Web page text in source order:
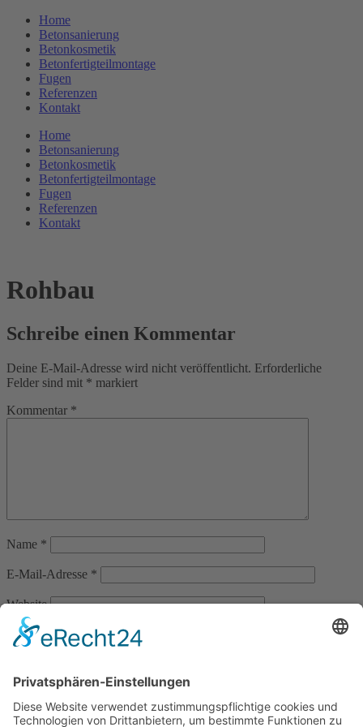
Zum
Inhalt
springen
Home
Betonsanierung
Betonkosmetik
Betonfertigteilmontage
Fugen
Referenzen
Kontakt
Home
Betonsanierung
Betonkosmetik
Betonfertigteilmontage
Fugen
Referenzen
Kontakt
Rohbau
Schreibe einen Kommentar
Deine E-Mail-Adresse wird nicht veröffentlicht. Erforderliche
Felder sind mit * markiert
Kommentar *
Name *
E-Mail-Adresse *
Website
Name, E-Mail-Adresse und Website in diesem Browser für
meinen nächsten Kommentar speichern.